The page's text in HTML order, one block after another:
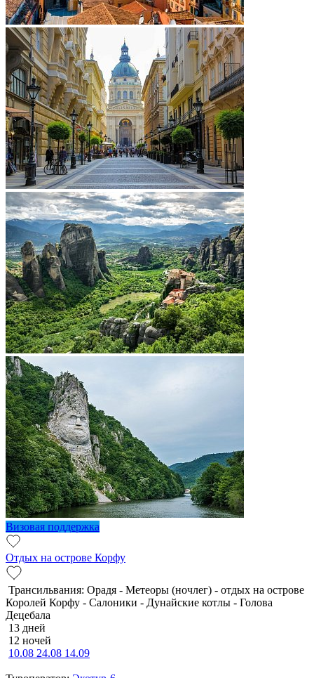
Визовая поддержка
Отдых на острове Корфу
Трансильвания: Орадя - Метеоры (ночлег) - отдых на острове
Королей Корфу - Салоники - Дунайские котлы - Голова
Децебала
13 дней
12 ночей
10.08 24.08 14.09